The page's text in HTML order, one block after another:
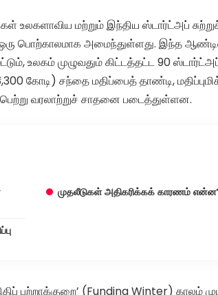
மற்றும் இந்திய ஸ்டார்ட்அப்
பொற்காலமாக அமைந்துள்ளது. இந்த
உலகம் முழுவதும் கிட்டத்தட்ட 90
கோடி) சந்தை மதிப்பைத் தாண்டி,
வரலாற்றுச் சாதனை படைத்துள்ளன.
முதலீடுகள் அதிகரிக்கக் காரணம்
பற்றாக்குறை’ (Funding Winter) காலம்